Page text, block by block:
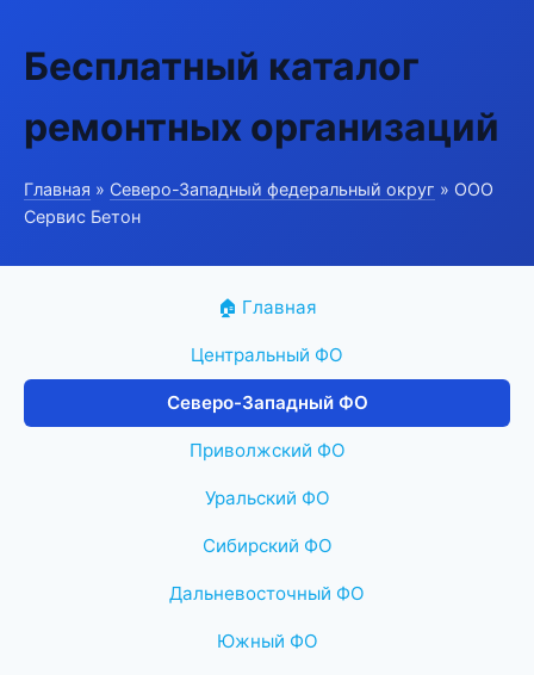
Бесплатный каталог
ремонтных организаций
Главная » Северо-Западный федеральный округ » ООО
Сервис Бетон
🏠 Главная
Центральный ФО
Северо-Западный ФО
Приволжский ФО
Уральский ФО
Сибирский ФО
Дальневосточный ФО
Южный ФО